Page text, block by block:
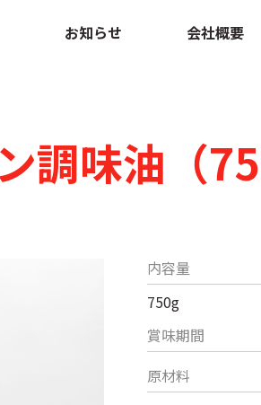
お知らせ 会社概要
調味油（
内容量
750g
賞味期間
原材料